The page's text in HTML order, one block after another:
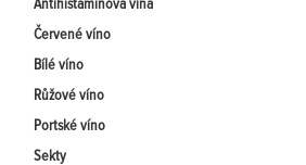
Antihistaminová vína
Červené víno
Bílé víno
Růžové víno
Portské víno
Sekty